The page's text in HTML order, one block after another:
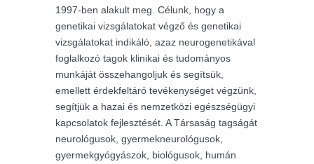
1997-ben alakult meg. Célunk, hogy a
genetikai vizsgálatokat végző és genetikai
vizsgálatokat indikáló, azaz neurogenetikával
foglalkozó tagok klinikai és tudományos
munkáját összehangoljuk és segítsük,
emellett érdekfeltáró tevékenységet végzünk,
segítjük a hazai és nemzetközi egészségügyi
kapcsolatok fejlesztését. A Társaság tagságát
neurológusok, gyermekneurológusok,
gyermekgyógyászok, biológusok, humán